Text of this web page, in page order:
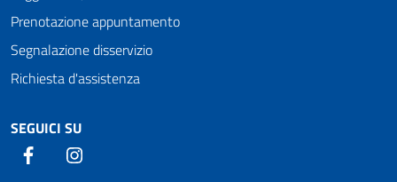
Prenotazione appuntamento
Segnalazione disservizio
Richiesta d'assistenza
SEGUICI SU
Facebook